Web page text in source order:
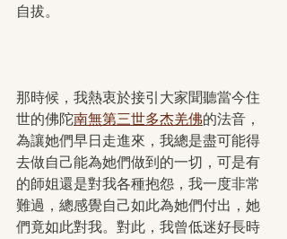
自拔。
那時候，我熱衷於接引大家聞聽當今住
世的佛陀南無第三世多杰羌佛的法音，
為讓她們早日走進來，我總是盡可能得
去做自己能為她們做到的一切，可是有
的師姐還是對我各種抱怨，我一度非常
難過，總感覺自己如此為她們付出，她
們竟如此對我。對此，我曾低迷好長時